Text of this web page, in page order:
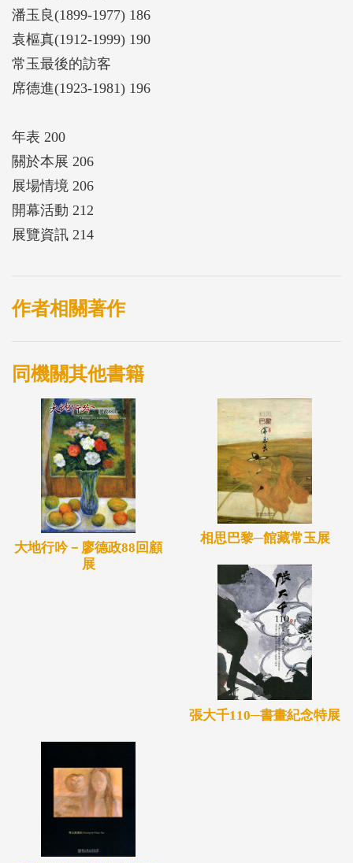
潘玉良(1899-1977) 186
袁樞真(1912-1999) 190
常玉最後的訪客
席德進(1923-1981) 196
年表 200
關於本展 206
展場情境 206
開幕活動 212
展覽資訊 214
作者相關著作
同機關其他書籍
大地行吟－廖德政88回顧
展
相思巴黎─館藏常玉展
張大千110─書畫紀念特展